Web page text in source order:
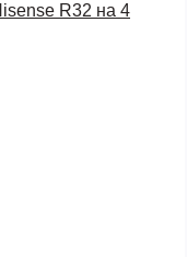
R32 на 4